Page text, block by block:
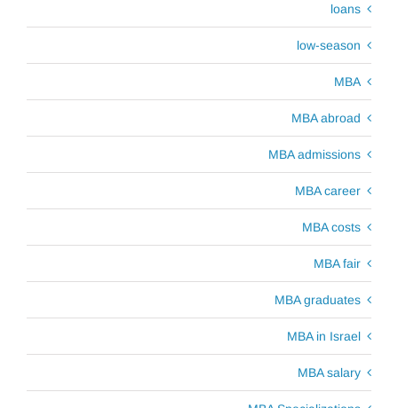
loans
low-season
MBA
MBA abroad
MBA admissions
MBA career
MBA costs
MBA fair
MBA graduates
MBA in Israel
MBA salary